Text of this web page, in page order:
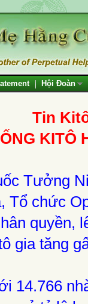
Hội Đoàn
Tin
KITÔ
Tưởng
Tổ chức
quyền,
gia tăng
14.766